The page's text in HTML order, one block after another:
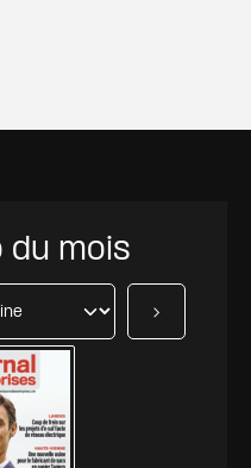
du mois
Suivant